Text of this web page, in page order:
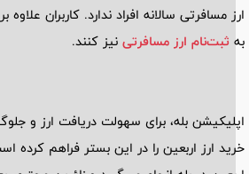
ارز مسافرتی سالانه افراد ندارد. کاربران علاوه
به ثبت‌نام ارز مسافرتی نیز کنند.
اپلیکیشن بله، برای سهولت دریافت ارز و
خرید ارز اربعین را در این بستر فراهم کرده